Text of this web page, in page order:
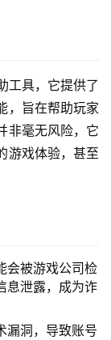
工具，它提供了
，旨在帮助玩家
非毫无风险，它
游戏体验，甚至
会被游戏公司检
息泄露，成为诈
漏洞，导致账号